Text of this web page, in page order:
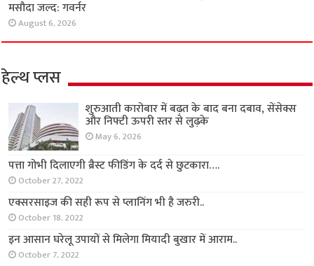
मसौदा जल्द: गवर्नर
August 6, 2026
हेल्थ प्लस
शुरुआती कारोबार में बढ़त के बाद बना दबाव, सेंसेक्स
और निफ्टी ऊपरी स्तर से लुढ़के
May 6, 2026
पत्ता गोभी दिलाएगी ब्रैस्ट फीडिंग के दर्द से छुटकारा….
October 27, 2022
एक्सरसाइज की सही रूप से प्लानिंग भी है जरुरी..
October 18, 2022
इन आसान घरेलू उपायों से मिलेगा मियादी बुखार में आराम..
October 7, 2022